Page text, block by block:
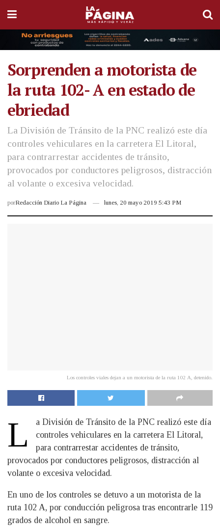
Sorprenden a motorista de
la ruta 102- A en estado de
ebriedad
La División de Tránsito de la PNC realizó este día
controles vehiculares en la carretera El Litoral,
para contrarrestar accidentes de tránsito,
provocados por conductores peligrosos, distracción
al volante o excesiva velocidad.
porRedacción Diario La Página lunes, 20 mayo 2019 5:43 PM
Los controles viales dejan a un motorista de la ruta 102 A, detenido.
L
a División de Tránsito de la PNC realizó este día
controles vehiculares en la carretera El Litoral,
para contrarrestar accidentes de tránsito,
provocados por conductores peligrosos, distracción al
volante o excesiva velocidad.
En uno de los controles se detuvo a un motorista de la
ruta 102 A, por conducción peligrosa tras encontrarle 119
grados de alcohol en sangre.